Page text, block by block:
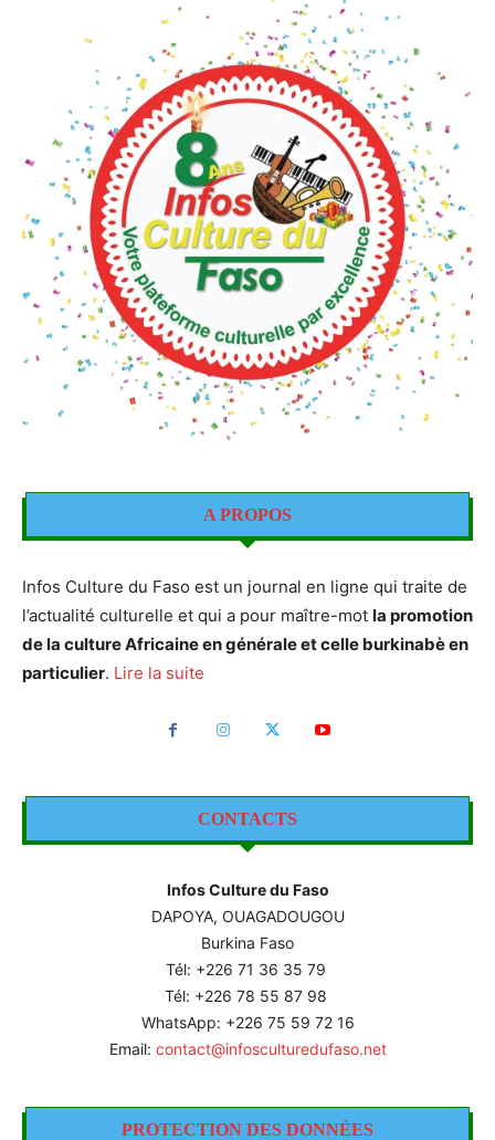
A PROPOS
Infos Culture du Faso est un journal en ligne qui traite de
l’actualité culturelle et qui a pour maître-mot la promotion
de la culture Africaine en générale et celle burkinabè en
particulier. Lire la suite
CONTACTS
Infos Culture du Faso
DAPOYA, OUAGADOUGOU
Burkina Faso
Tél: +226 71 36 35 79
Tél: +226 78 55 87 98
WhatsApp: +226 75 59 72 16
Email: contact@infosculturedufaso.net
PROTECTION DES DONNÉES